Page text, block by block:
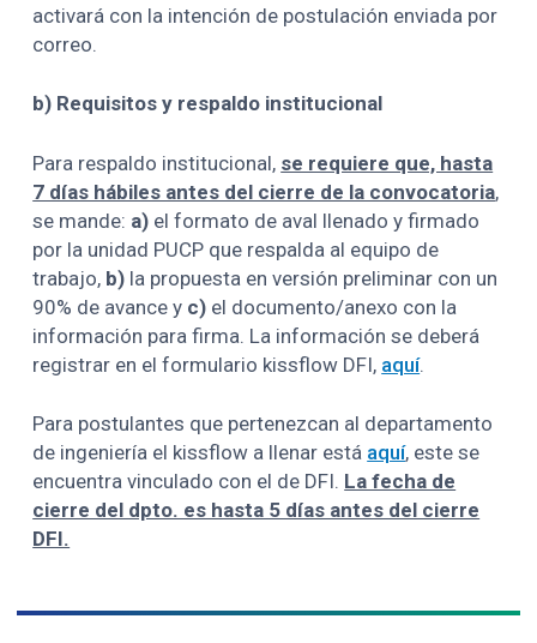
activará con la intención de postulación enviada por
correo.
b) Requisitos y respaldo institucional
Para respaldo institucional, se requiere que, hasta
7 días hábiles antes del cierre de la convocatoria,
se mande: a) el formato de aval llenado y firmado
por la unidad PUCP que respalda al equipo de
trabajo, b) la propuesta en versión preliminar con un
90% de avance y c) el documento/anexo con la
información para firma. La información se deberá
registrar en el formulario kissflow DFI, aquí.
Para postulantes que pertenezcan al departamento
de ingeniería el kissflow a llenar está aquí, este se
encuentra vinculado con el de DFI. La fecha de
cierre del dpto. es hasta 5 días antes del cierre
DFI.